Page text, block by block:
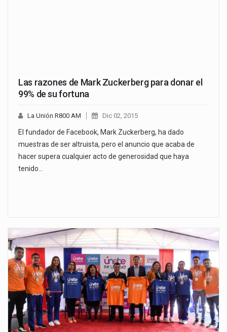
Las razones de Mark Zuckerberg para donar el
99% de su fortuna
La Unión R800 AM Dic 02, 2015
El fundador de Facebook, Mark Zuckerberg, ha dado
muestras de ser altruista, pero el anuncio que acaba de
hacer supera cualquier acto de generosidad que haya
tenido…